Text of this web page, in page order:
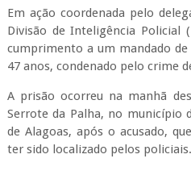
Em ação coordenada pelo
Divisão de Inteligência Policial
cumprimento a um mandado
47 anos, condenado pelo crime
A prisão ocorreu na manhã
Serrote da Palha, no município
de Alagoas, após o acusado,
ter sido localizado pelos policiais.